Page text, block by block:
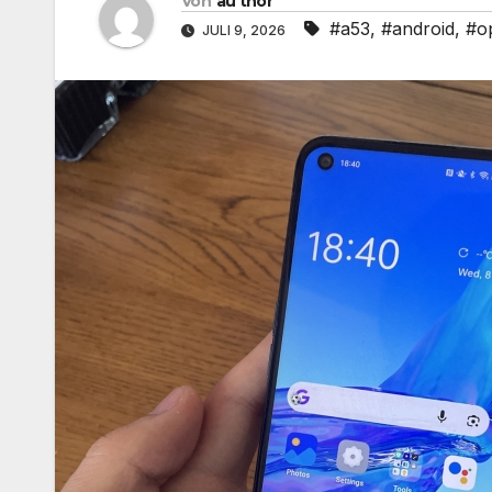
JULI 9, 2026 #a53, #android,